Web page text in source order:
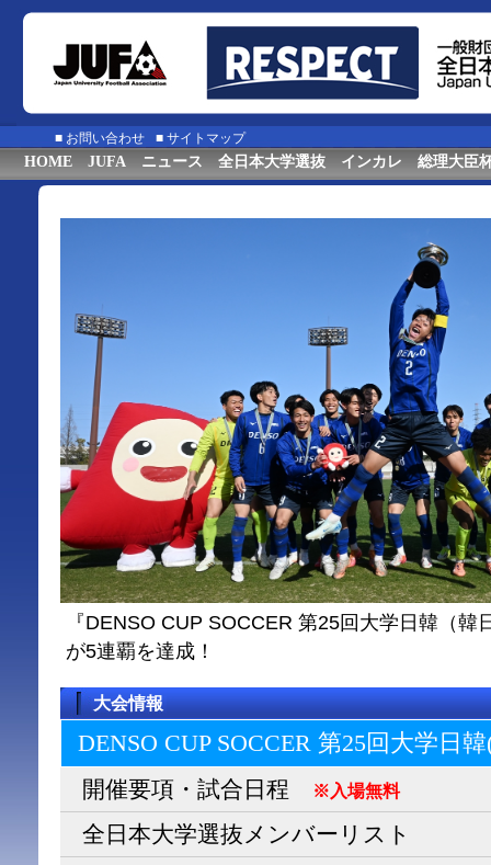
■ お問い合わせ ■ サイトマップ
HOME JUFA ニュース 全日本大学選抜 インカレ 総理大臣
『DENSO CUP SOCCER 第25回大学日韓（
が5連覇を達成！
大会情報
DENSO CUP SOCCER 第25回大学日
開催要項・試合日程 ※入場無料
全日本大学選抜メンバーリスト